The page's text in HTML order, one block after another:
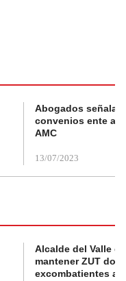
Abogados
convenios ente
AMC
13/07/2023
Alcalde del Valle
mantener ZUT
excombatientes